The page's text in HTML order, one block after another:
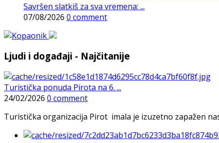
Savršen slatkiš za sva vremena: ...
07/08/2026 0 comment
Ljudi i događaji - Najčitanije
Turistička ponuda Pirota na 6. ...
24/02/2026 0 comment
Turistička organizacija Pirot imala je izuzetno zapažen